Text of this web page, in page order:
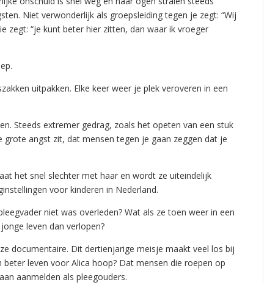
Niet verwonderlijk als groepsleiding tegen je zegt: “Wij
zegt: “je kunt beter hier zitten, dan waar ik vroeger
uitpakken. Elke keer weer je plek veroveren in een
Steeds extremer gedrag, zoals het opeten van een stuk
angst zit, dat mensen tegen je gaan zeggen dat je
het snel slechter met haar en wordt ze uiteindelijk
voor kinderen in Nederland.
niet was overleden? Wat als ze toen weer in een
leven dan verlopen?
documentaire. Dit dertienjarige meisje maakt veel los bij
leven voor Alica hoop? Dat mensen die roepen op
aanmelden als pleegouders.